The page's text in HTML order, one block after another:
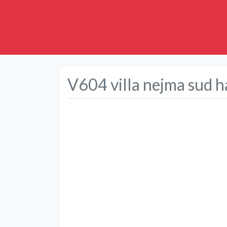
V604 villa nejma sud